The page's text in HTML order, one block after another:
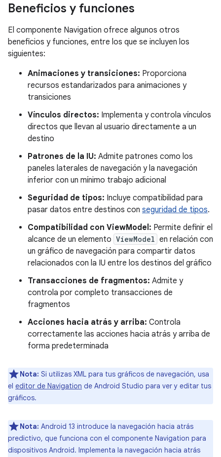
Beneficios y funciones
El componente Navigation ofrece algunos otros
beneficios y funciones, entre los que se incluyen los
siguientes:
Animaciones y transiciones: Proporciona
recursos estandarizados para animaciones y
transiciones
Vínculos directos: Implementa y controla vínculos
directos que llevan al usuario directamente a un
destino
Patrones de la IU: Admite patrones como los
paneles laterales de navegación y la navegación
inferior con un mínimo trabajo adicional
Seguridad de tipos: Incluye compatibilidad para
pasar datos entre destinos con seguridad de tipos.
Compatibilidad con ViewModel: Permite definir el
alcance de un elemento ViewModel en relación con
un gráfico de navegación para compartir datos
relacionados con la IU entre los destinos del gráfico
Transacciones de fragmentos: Admite y
controla por completo transacciones de
fragmentos
Acciones hacia atrás y arriba: Controla
correctamente las acciones hacia atrás y arriba de
forma predeterminada
Nota: Si utilizas XML para tus gráficos de navegación, usa
el editor de Navigation de Android Studio para ver y editar tus
gráficos.
Nota: Android 13 introduce la navegación hacia atrás
predictivo, que funciona con el componente Navigation para
dispositivos Android. Implementa la navegación hacia atrás